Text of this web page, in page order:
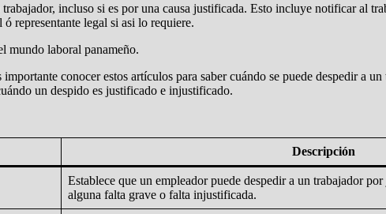
incluso si es por una causa justificada. Esto incluye notificar al
representante legal si asi lo requiere.
mundo laboral panameño.
conocer estos artículos para saber cuándo se puede despedir a
un despido es justificado e injustificado.
Descripción
Establece que un empleador puede despedir a un trabajador
alguna falta grave o falta injustificada.